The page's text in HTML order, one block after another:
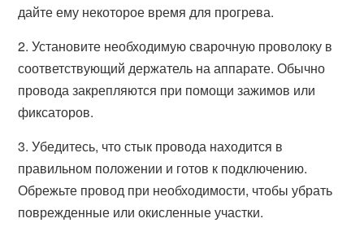
дайте ему некоторое время для прогрева.
2. Установите необходимую сварочную проволоку в
соответствующий держатель на аппарате. Обычно
провода закрепляются при помощи зажимов или
фиксаторов.
3. Убедитесь, что стык провода находится в
правильном положении и готов к подключению.
Обрежьте провод при необходимости, чтобы убрать
поврежденные или окисленные участки.